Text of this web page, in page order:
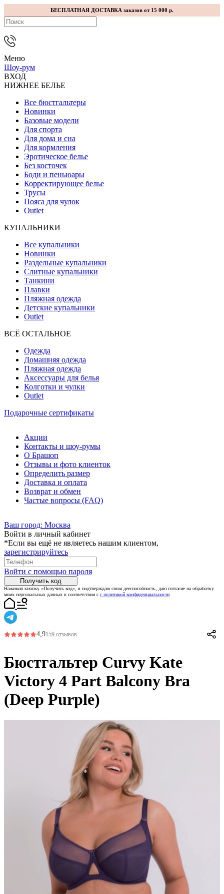
БЕСПЛАТНАЯ ДОСТАВКА заказов от 15 000 р.
Меню
Шоу-рум
ВХОД
НИЖНЕЕ БЕЛЬЕ
Все бюстгальтеры
Новинки
Базовые модели
Для спорта
Для дома и сна
Для кормления
Эротическое белье
Без косточек
Боди и пеньюары
Корректирующее белье
Трусы
Пояса для чулок
Outlet
КУПАЛЬНИКИ
Все купальники
Новинки
Раздельные купальники
Слитные купальники
Танкини
Плавки
Пляжная одежда
Детские купальники
Outlet
ВCЁ ОСТАЛЬНОЕ
Одежда
Домашняя одежда
Пляжная одежда
Аксессуары для белья
Колготки и чулки
Outlet
Подарочные сертификаты
Акции
Контакты и шоу-румы
О Брашоп
Отзывы и фото клиенток
Определить размер
Доставка и оплата
Возврат и обмен
Частые вопросы (FAQ)
Ваш город: Москва
Войти в личный кабинет
*Если вы ещё не являетесь нашим клиентом,
зарегистрируйтесь
Войти с помощью пароля
Получить код
Нажимая кнопку «Получить код», я подтверждаю свою дееспособность, даю согласие на обработку
моих персональных данных в соответствии с с политикой конфиденциальности
4,9159 отзывов
Бюстгальтер Curvy Kate
Victory 4 Part Balcony Bra
(Deep Purple)